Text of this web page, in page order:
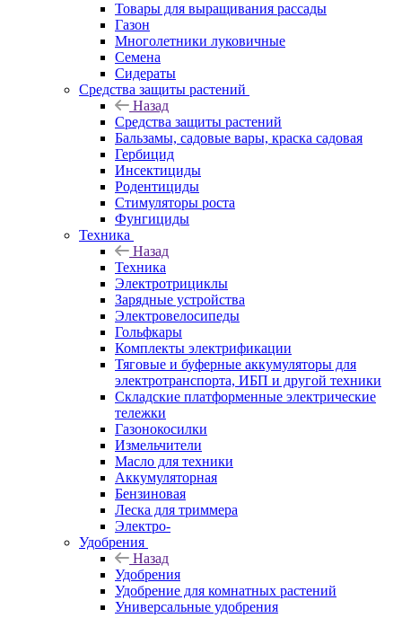
Товары для выращивания рассады
Газон
Многолетники луковичные
Семена
Сидераты
Средства защиты растений
Назад
Средства защиты растений
Бальзамы, садовые вары, краска садовая
Гербицид
Инсектициды
Родентициды
Стимуляторы роста
Фунгициды
Техника
Назад
Техника
Электротрициклы
Зарядные устройства
Электровелосипеды
Гольфкары
Комплекты электрификации
Тяговые и буферные аккумуляторы для
электротранспорта, ИБП и другой техники
Складские платформенные электрические
тележки
Газонокосилки
Измельчители
Масло для техники
Аккумуляторная
Бензиновая
Леска для триммера
Электро-
Удобрения
Назад
Удобрения
Удобрение для комнатных растений
Универсальные удобрения